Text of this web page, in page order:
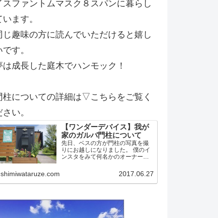
スファントムマスク８スパンに暮らし
います。
じ趣味の方に読んでいただけると嬉し
です。
は成長した庭木でハンモック！
柱についての詳細は▽こちらをご覧く
さい。
【ワンダーデバイス】我が
家のガルバ門柱について
先日、ベスの方が門柱の写真を撮
りにお越しになりました。 僕のイ
ンスタをみて何名かのオーナー候
たようです。 そこで今後の方のた
めに我家の門柱について詳細を記
載しておこうかと思います。 作り
shimiwataruze.com 2017.06.27